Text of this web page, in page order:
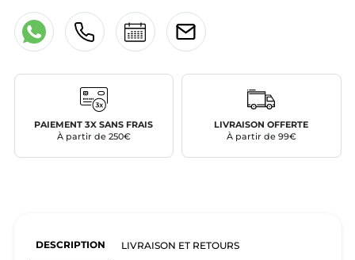
PAIEMENT 3X SANS FRAIS
À partir de 250€
LIVRAISON OFFERTE
À partir de 99€
DESCRIPTION LIVRAISON ET RETOURS